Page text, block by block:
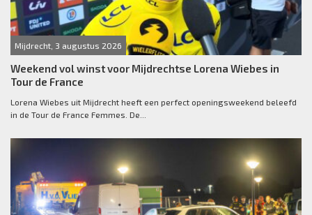
Mijdrecht, 3 augustus 2026
Weekend vol winst voor Mijdrechtse Lorena Wiebes in
Tour de France
Lorena Wiebes uit Mijdrecht heeft een perfect openingsweekend beleefd
in de Tour de France Femmes. De...